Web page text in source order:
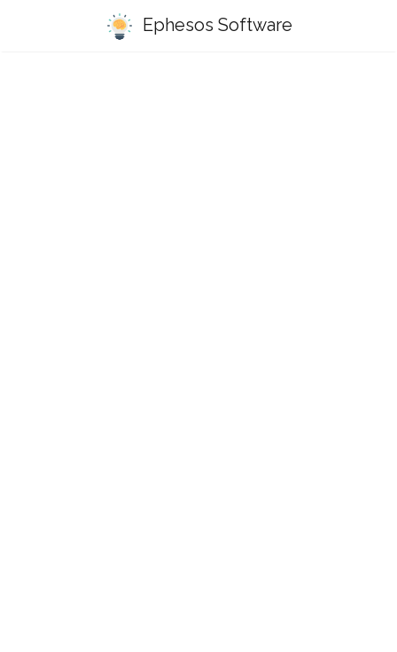
Ephesos Software